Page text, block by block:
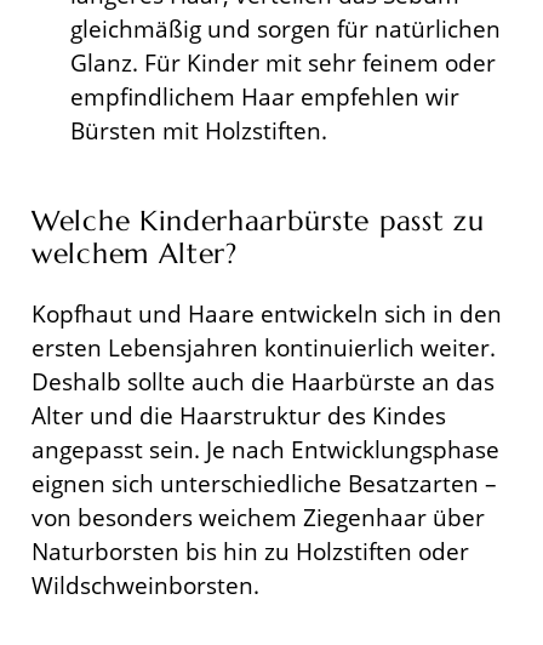
gleichmäßig und sorgen für natürlichen
Glanz. Für Kinder mit sehr feinem oder
empfindlichem Haar empfehlen wir
Bürsten mit Holzstiften.
Welche Kinderhaarbürste passt zu
welchem Alter?
Kopfhaut und Haare entwickeln sich in den
ersten Lebensjahren kontinuierlich weiter.
Deshalb sollte auch die Haarbürste an das
Alter und die Haarstruktur des Kindes
angepasst sein. Je nach Entwicklungsphase
eignen sich unterschiedliche Besatzarten –
von besonders weichem Ziegenhaar über
Naturborsten bis hin zu Holzstiften oder
Wildschweinborsten.